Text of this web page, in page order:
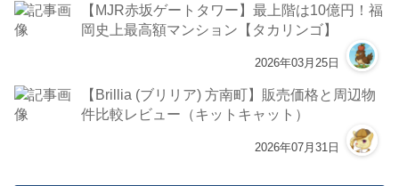
【MJR赤坂ゲートタワー】最上階は10億円！福
岡史上最高額マンション【タカリンゴ】
2026年03月25日
【Brillia (ブリリア) 方南町】販売価格と周辺物
件比較レビュー（キットキャット）
2026年07月31日